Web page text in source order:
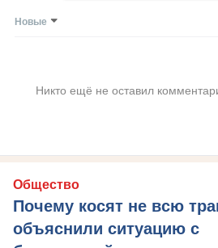
Новые
Никто ещё не оставил
Общество
Почему косят не всю
объяснили ситуацию с